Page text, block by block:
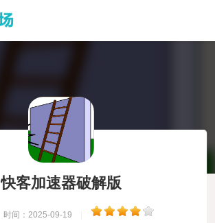
快客加速器破解版
时间：2025-09-19